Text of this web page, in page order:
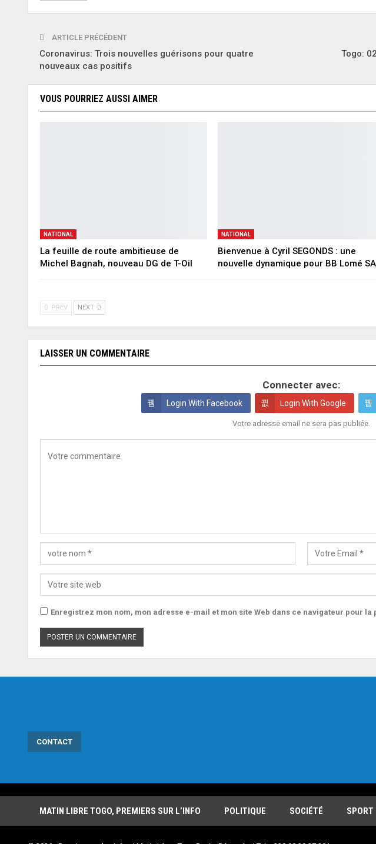
ARTICLE PRÉCÉDENT
Coronavirus: Trois nouvelles guérisons pour quatre
nouveaux cas positifs
Togo:
VOUS POURRIEZ AUSSI AIMER
NATIONAL
La feuille de route ambitieuse de
Michel Bagnah, nouveau DG de T-Oil
NATIONAL
Bienvenue à Cyril SEGONDS : une
nouvelle dynamique pour BB Lomé SA
PREV NEXT
LAISSER UN COMMENTAIRE
Connecter avec:
Login With Facebook Login With Google
Votre adresse email ne sera pas publiée.
Enregistrez mon nom, mon adresse e-mail et mon site Web dans ce navigateur pour
CONTACT
MATIN LIBRE TOGO, PREMIERS SUR L’INFO POLITIQUE SOCIÉTÉ SPORT